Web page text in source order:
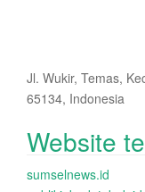
Jl. Wukir, Temas,
65134, Indonesia
Website
sumselnews.id